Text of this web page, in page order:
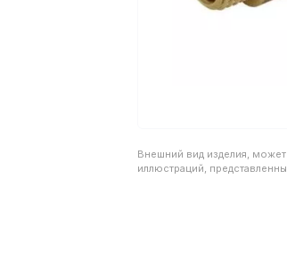
Внешний вид изделия, может
иллюстраций,